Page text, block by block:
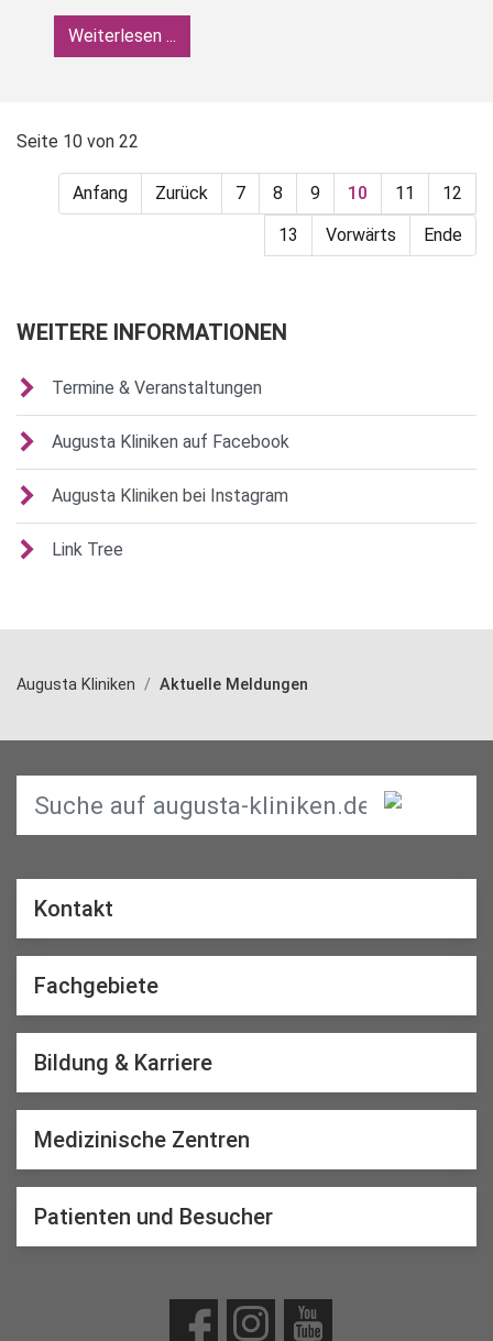
Weiterlesen ...
Seite 10 von 22
Anfang Zurück 7 8 9 10 11
12
13
Vorwärts Ende
WEITERE INFORMATIONEN
Termine & Veranstaltungen
Augusta Kliniken auf Facebook
Augusta Kliniken bei Instagram
Link Tree
Augusta Kliniken Aktuelle Meldungen
Kontakt
Fachgebiete
Bildung & Karriere
Medizinische Zentren
Patienten und Besucher